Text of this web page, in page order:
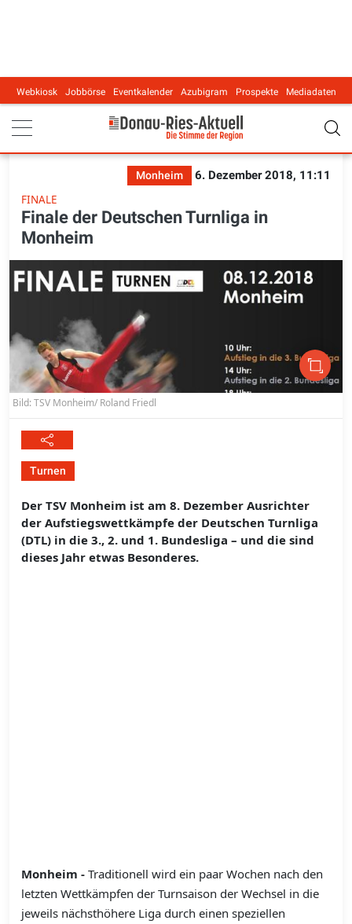
Main navigation
Webkiosk Jobbörse Eventkalender Azubigram Prospekte Mediadaten
Monheim
6. Dezember 2018, 11:11
FINALE
Finale der Deutschen Turnliga in
Monheim
Bild: TSV Monheim/ Roland Friedl
Turnen
Der TSV Monheim ist am 8. Dezember Ausrichter
der Aufstiegswettkämpfe der Deutschen Turnliga
(DTL) in die 3., 2. und 1. Bundesliga – und die sind
dieses Jahr etwas Besonderes.
Monheim - Traditionell wird ein paar Wochen nach den
letzten Wettkämpfen der Turnsaison der Wechsel in die
jeweils nächsthöhere Liga durch einen speziellen